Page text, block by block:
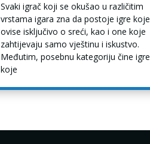
Svaki igrač koji se okušao u različitim
vrstama igara zna da postoje igre koje
ovise isključivo o sreći, kao i one koje
zahtijevaju samo vještinu i iskustvo.
Međutim, posebnu kategoriju čine igre
koje